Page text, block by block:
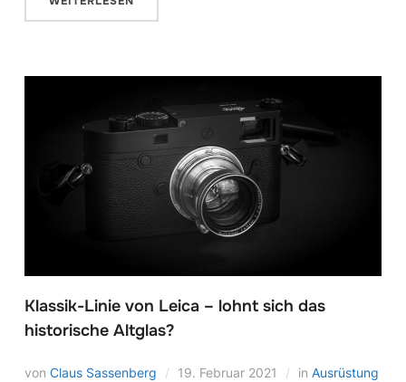
Klassik-Linie von Leica – lohnt sich das
historische Altglas?
von Claus Sassenberg 19. Februar 2021 in Ausrüstung